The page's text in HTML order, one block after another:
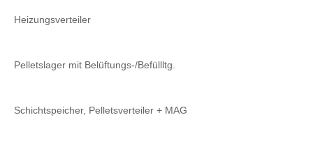
Heizungsverteiler
Pelletslager mit Belüftungs-/Befüllltg.
Schichtspeicher, Pelletsverteiler + MAG